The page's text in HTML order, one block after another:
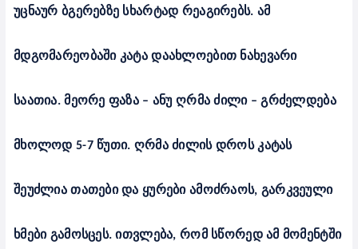
უცნაურ ბგერებზე სხარტად რეაგირებს. ამ
მდგომარეობაში კატა დაახლოებით ნახევარი
საათია. მეორე ფაზა – ანუ ღრმა ძილი – გრძელდება
მხოლოდ 5-7 წუთი. ღრმა ძილის დროს კატას
შეუძლია თათები და ყურები ამოძრაოს, გარკვეული
ხმები გამოსცეს. ითვლება, რომ სწორედ ამ მომენტში